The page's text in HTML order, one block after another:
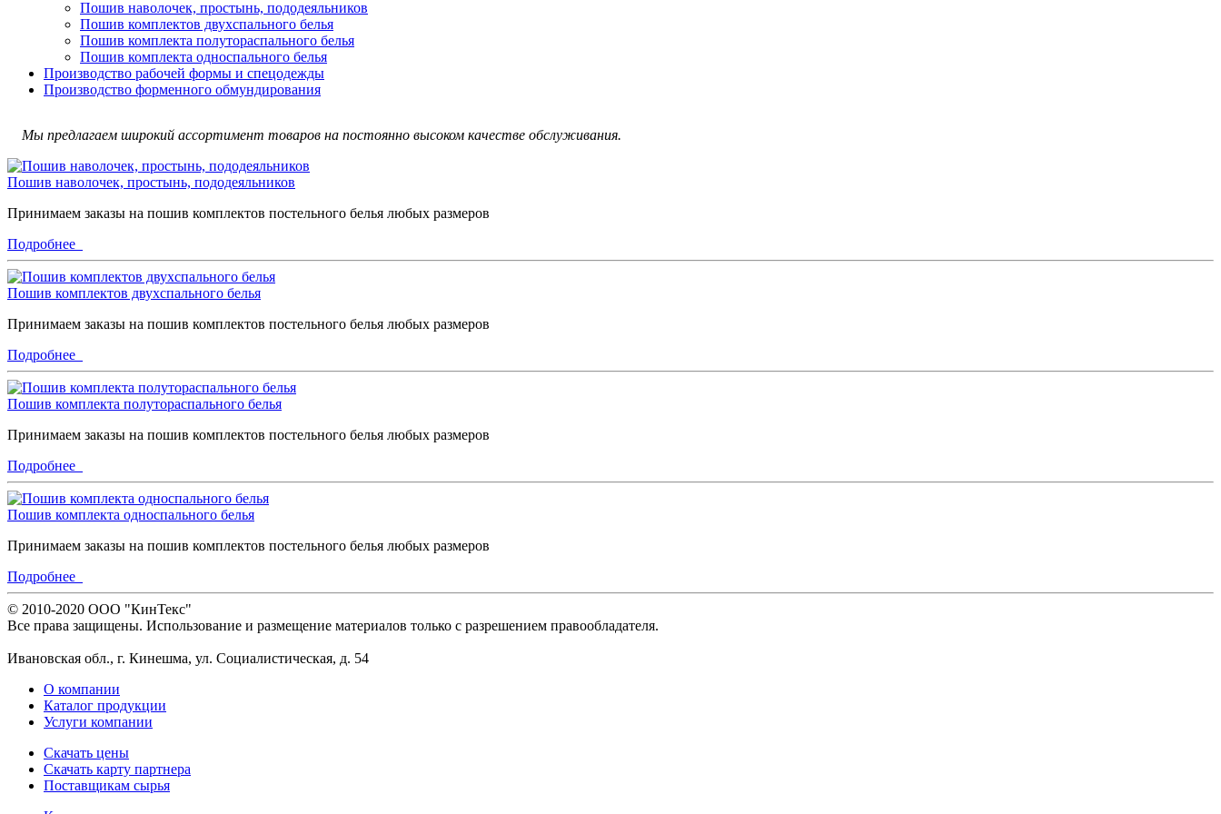
Пошив наволочек, простынь, пододеяльников
Пошив комплектов двухспального белья
Пошив комплекта полутораспального белья
Пошив комплекта односпального белья
Производство рабочей формы и спецодежды
Производство форменного обмундирования
Мы предлагаем широкий ассортимент товаров на постоянно высоком качестве обслуживания.
Пошив наволочек, простынь, пододеяльников
Принимаем заказы на пошив комплектов постельного белья любых размеров
Подробнее
Пошив комплектов двухспального белья
Принимаем заказы на пошив комплектов постельного белья любых размеров
Подробнее
Пошив комплекта полутораспального белья
Принимаем заказы на пошив комплектов постельного белья любых размеров
Подробнее
Пошив комплекта односпального белья
Принимаем заказы на пошив комплектов постельного белья любых размеров
Подробнее
© 2010-2020 ООО "КинТекс"
Все права защищены. Использование и размещение материалов только с разрешением правообладателя.
Ивановская обл., г. Кинешма, ул. Социалистическая, д. 54
О компании
Каталог продукции
Услуги компании
Скачать цены
Скачать карту партнера
Поставщикам сырья